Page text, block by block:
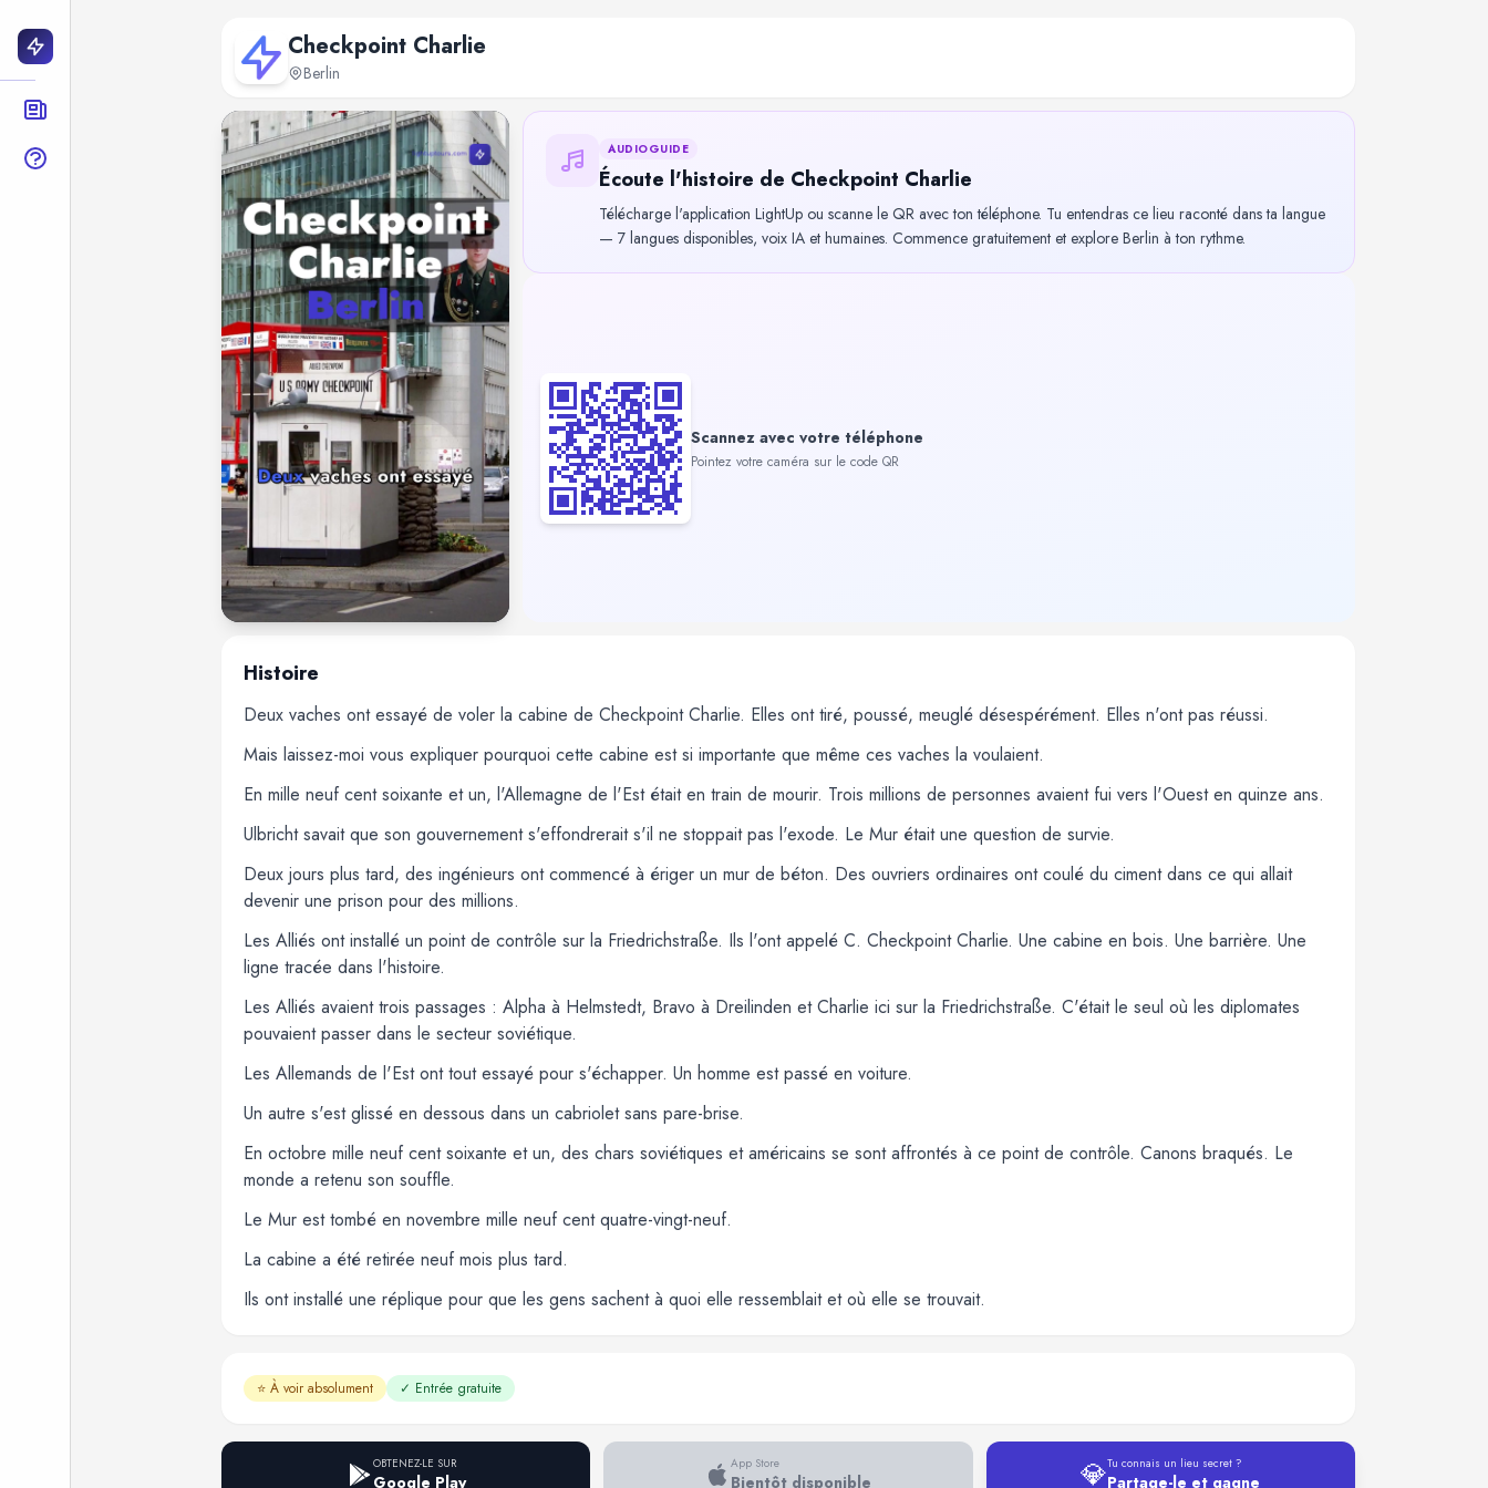
Checkpoint Charlie
Berlin
AUDIOGUIDE
Écoute l'histoire de Checkpoint Charlie
Télécharge l'application LightUp ou scanne le QR avec ton téléphone. Tu entendras ce lieu raconté dans ta langue
— 7 langues disponibles, voix IA et humaines. Commence gratuitement et explore Berlin à ton rythme.
Scannez avec votre téléphone
Pointez votre caméra sur le code QR
Histoire
Deux vaches ont essayé de voler la cabine de Checkpoint Charlie. Elles ont tiré, poussé, meuglé désespérément. Elles n'ont pas réussi.
Mais laissez-moi vous expliquer pourquoi cette cabine est si importante que même ces vaches la voulaient.
En mille neuf cent soixante et un, l'Allemagne de l'Est était en train de mourir. Trois millions de personnes avaient fui vers l'Ouest en quinze ans.
Ulbricht savait que son gouvernement s'effondrerait s'il ne stoppait pas l'exode. Le Mur était une question de survie.
Deux jours plus tard, des ingénieurs ont commencé à ériger un mur de béton. Des ouvriers ordinaires ont coulé du ciment dans ce qui allait
devenir une prison pour des millions.
Les Alliés ont installé un point de contrôle sur la Friedrichstraße. Ils l'ont appelé C. Checkpoint Charlie. Une cabine en bois. Une barrière. Une
ligne tracée dans l'histoire.
Les Alliés avaient trois passages : Alpha à Helmstedt, Bravo à Dreilinden et Charlie ici sur la Friedrichstraße. C'était le seul où les diplomates
pouvaient passer dans le secteur soviétique.
Les Allemands de l'Est ont tout essayé pour s'échapper. Un homme est passé en voiture.
Un autre s'est glissé en dessous dans un cabriolet sans pare-brise.
En octobre mille neuf cent soixante et un, des chars soviétiques et américains se sont affrontés à ce point de contrôle. Canons braqués. Le
monde a retenu son souffle.
Le Mur est tombé en novembre mille neuf cent quatre-vingt-neuf.
La cabine a été retirée neuf mois plus tard.
Ils ont installé une réplique pour que les gens sachent à quoi elle ressemblait et où elle se trouvait.
⭐ À voir absolument ✓ Entrée gratuite
OBTENEZ-LE SUR
Google Play
App Store
Bientôt disponible 💎Tu connais un lieu secret ?
Partage-le et gagne